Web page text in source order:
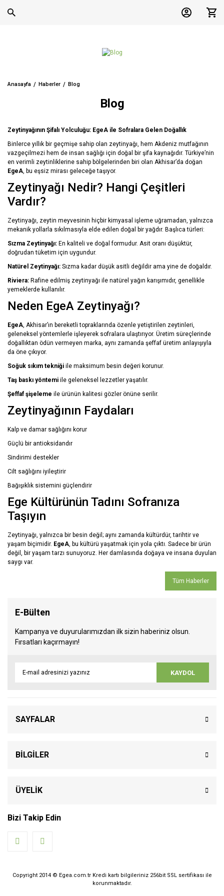
Anasayfa Haberler Blog
Blog
Zeytinyağının Şifalı Yolculuğu: EgeA ile Sofralara Gelen Doğallık
Binlerce yıllık bir geçmişe sahip olan zeytinyağı, hem Akdeniz mutfağının
vazgeçilmezi hem de insan sağlığı için doğal bir şifa kaynağıdır. Türkiye’nin
en verimli zeytinliklerine sahip bölgelerinden biri olan Akhisar’da doğan
EgeA, bu eşsiz mirası geleceğe taşıyor.
Zeytinyağı Nedir? Hangi Çeşitleri
Vardır?
Zeytinyağı, zeytin meyvesinin hiçbir kimyasal işleme uğramadan, yalnızca
mekanik yollarla sıkılmasıyla elde edilen doğal bir yağdır. Başlıca türleri:
Sızma Zeytinyağı: En kaliteli ve doğal formudur. Asit oranı düşüktür,
doğrudan tüketim için uygundur.
Natürel Zeytinyağı: Sızma kadar düşük asitli değildir ama yine de doğaldır.
Riviera: Rafine edilmiş zeytinyağı ile natürel yağın karışımıdır, genellikle
yemeklerde kullanılır.
Neden EgeA Zeytinyağı?
EgeA, Akhisar’ın bereketli topraklarında özenle yetiştirilen zeytinleri,
geleneksel yöntemlerle işleyerek sofralara ulaştırıyor. Üretim süreçlerinde
doğallıktan ödün vermeyen marka, aynı zamanda şeffaf üretim anlayışıyla
da öne çıkıyor.
Soğuk sıkım tekniği ile maksimum besin değeri korunur.
Taş baskı yöntemi ile geleneksel lezzetler yaşatılır.
Şeffaf şişeleme ile ürünün kalitesi gözler önüne serilir.
Zeytinyağının Faydaları
Kalp ve damar sağlığını korur
Güçlü bir antioksidandır
Sindirimi destekler
Cilt sağlığını iyileştirir
Bağışıklık sistemini güçlendirir
Ege Kültürünün Tadını Sofranıza
Taşıyın
Zeytinyağı, yalnızca bir besin değil; aynı zamanda kültürdür, tarihtir ve
yaşam biçimidir. EgeA, bu kültürü yaşatmak için yola çıktı. Sadece bir ürün
değil, bir yaşam tarzı sunuyoruz. Her damlasında doğaya ve insana duyulan
saygı var.
Tüm Haberler
E-Bülten
Kampanya ve duyurularımızdan ilk sizin haberiniz olsun.
Fırsatları kaçırmayın!
KAYDOL
SAYFALAR
BİLGİLER
ÜYELİK
Bizi Takip Edin
Copyright 2014 © Egea.com.tr Kredi kartı bilgileriniz 256bit SSL sertifikası ile
korunmaktadır.